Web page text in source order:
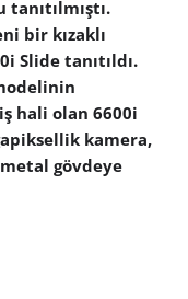
bir kızaklı
Slide tanıtıldı.
hali olan 6600i
kamera,
gövdeye